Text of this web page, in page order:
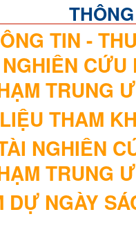
TIN -
TRUNG
THAM
NGHIÊN
TRUNG
DỰ NGÀY